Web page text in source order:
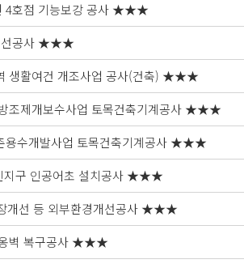
4호점 기능보강 공사 ★★★
선공사 ★★★
생활여건 개조사업 공사(건축) ★★★
조제개보수사업 토목건축기계공사 ★★★
수개발사업 토목건축기계공사 ★★★
구 인공어초 설치공사 ★★★
개선 등 외부환경개선공사 ★★★
벽 복구공사 ★★★